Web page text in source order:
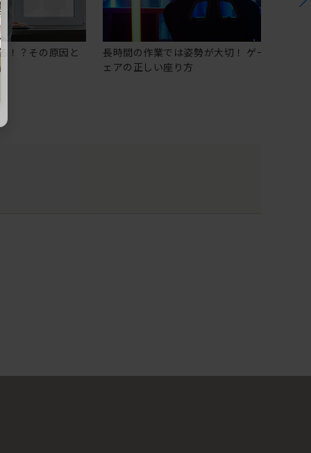
！？その原因と
長時間の作業では姿勢が大切！ ゲーミングチ
ェアの正しい座り方